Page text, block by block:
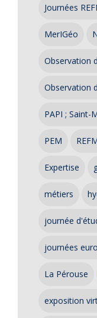
Journées
MerIGéo
Observation
Observation
PAPI ; Saint-
PEM
Expertise
métiers
journée
journées
La Pérouse
exposition